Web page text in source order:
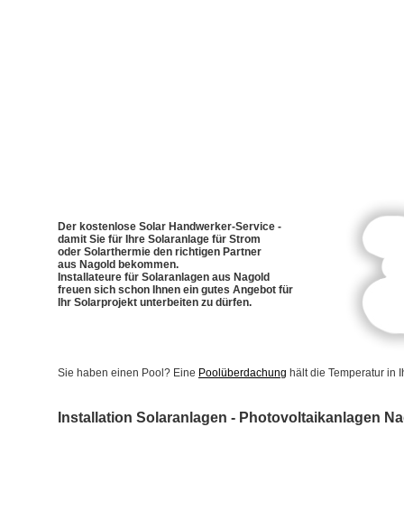
Der kostenlose Solar Handwerker-Service -
damit Sie für Ihre Solaranlage für Strom
oder Solarthermie den richtigen Partner
aus Nagold bekommen.
Installateure für Solaranlagen aus Nagold
freuen sich schon Ihnen ein gutes Angebot für
Ihr Solarprojekt unterbeiten zu dürfen.
Sie haben einen Pool? Eine Poolüberdachung hält die Temperatur in
Installation Solaranlagen - Photovoltaikanlagen